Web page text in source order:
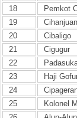
18
Pemkot
19
20
Cibaligo
21
Cigugur
22
23
Haji
24
25
Kolonel